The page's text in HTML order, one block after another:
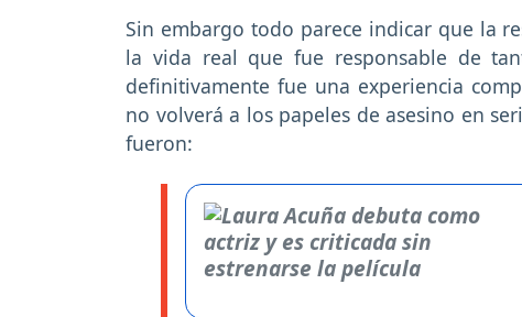
Sin embargo todo parece indicar que la
la vida real que fue responsable de
definitivamente fue una experiencia
no volverá a los papeles de asesino en
fueron: